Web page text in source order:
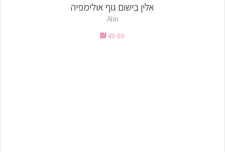
אלין בישום גוף אולימפיה
Alin
49.00